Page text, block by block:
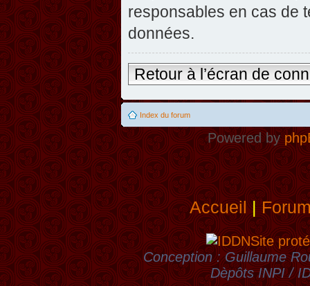
responsables en cas de
données.
Retour à l’écran de
Index du forum
Powered by
Accueil|
Site
Conception : Guillaume
Dèpôts INPI /